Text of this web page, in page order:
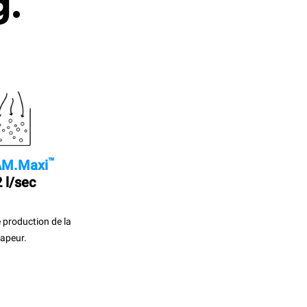
™
l/sec
production de la